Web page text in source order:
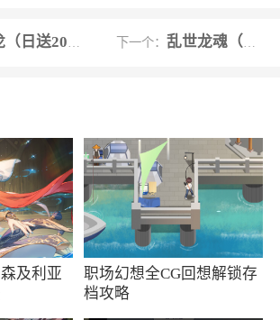
许多极难模式，只有更高的驾驶
名中取胜
丰富的车辆选择、精美的视觉表
玩法和实时多人对战等功能，成
瞩目的作品。授权的车辆和精心
家提供了专业而真实的赛车体
性化改装系统和社交互动功能则
送200真充） 下一个：乱世龙魂（0.1折）
及利亚
职场幻想全CG回想解锁存
档攻略